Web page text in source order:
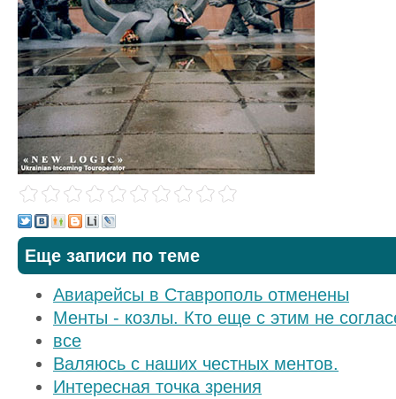
Еще записи по теме
Авиарейсы в Ставрополь отменены
Менты - козлы. Кто еще с этим не
все
Валяюсь с наших честных ментов.
Интересная точка зрения